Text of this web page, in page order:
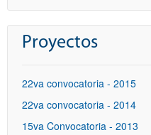
Proyectos
22va convocatoria - 2015
22va convocatoria - 2014
15va Convocatoria - 2013